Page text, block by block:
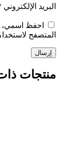
البريد الإلكتروني
احفظ اسمي،
المتصفح
منتجات